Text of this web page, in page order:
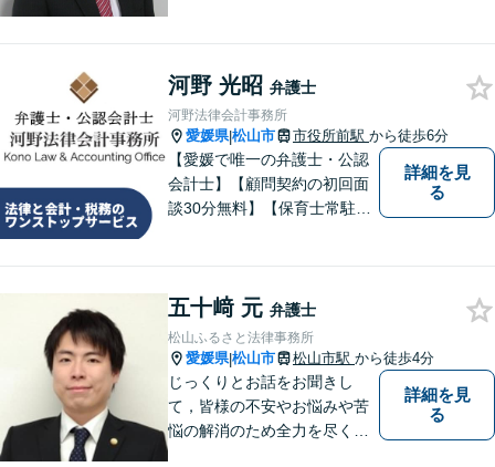
河野 光昭 弁護士
河野法律会計事務所
愛媛県|松山市 市役所前駅 から徒歩6分
【愛媛で唯一の弁護士・公認
会計士】【顧問契約の初回面
談30分無料】【保育士常駐】
せください。
詳細を見
る
五十﨑 元 弁護士
松山ふるさと法律事務所
愛媛県|松山市 松山市駅 から徒歩4分
じっくりとお話をお聞きし
て，皆様の不安やお悩みや苦
悩の解消のため全力を尽くし
詳細を見
る